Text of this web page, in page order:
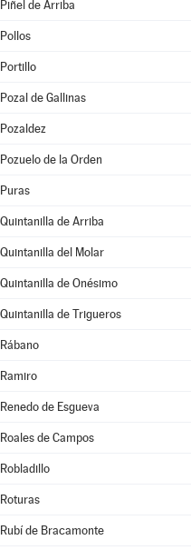
Piñel de Arriba
Pollos
Portillo
Pozal de Gallinas
Pozaldez
Pozuelo de la Orden
Puras
Quintanilla de Arriba
Quintanilla del Molar
Quintanilla de Onésimo
Quintanilla de Trigueros
Rábano
Ramiro
Renedo de Esgueva
Roales de Campos
Robladillo
Roturas
Rubí de Bracamonte